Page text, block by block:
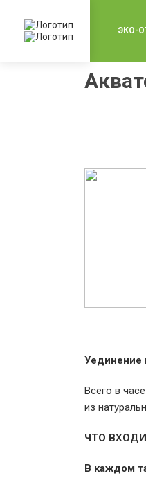
ЭКО-
Уединение
Всего в
из
ЧТО
В каждом